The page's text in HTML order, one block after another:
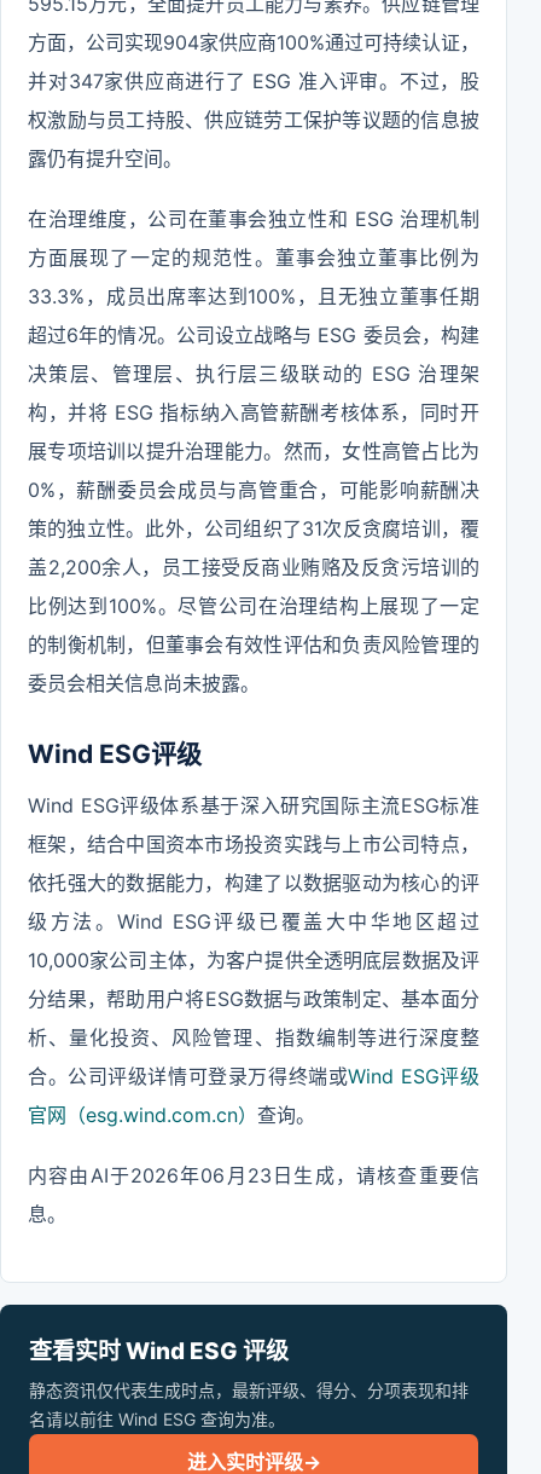
方面，公司实现904家供应商100%通过可持续认证，
并对347家供应商进行了 ESG 准入评审。不过，股
权激励与员工持股、供应链劳工保护等议题的信息披
露仍有提升空间。
在治理维度，公司在董事会独立性和 ESG 治理机制
方面展现了一定的规范性。董事会独立董事比例为
33.3%，成员出席率达到100%，且无独立董事任期
超过6年的情况。公司设立战略与 ESG 委员会，构建
决策层、管理层、执行层三级联动的 ESG 治理架
构，并将 ESG 指标纳入高管薪酬考核体系，同时开
展专项培训以提升治理能力。然而，女性高管占比为
0%，薪酬委员会成员与高管重合，可能影响薪酬决
策的独立性。此外，公司组织了31次反贪腐培训，覆
盖2,200余人，员工接受反商业贿赂及反贪污培训的
比例达到100%。尽管公司在治理结构上展现了一定
的制衡机制，但董事会有效性评估和负责风险管理的
委员会相关信息尚未披露。
Wind ESG评级
Wind ESG评级体系基于深入研究国际主流ESG标准
框架，结合中国资本市场投资实践与上市公司特点，
依托强大的数据能力，构建了以数据驱动为核心的评
级方法。Wind ESG评级已覆盖大中华地区超过
10,000家公司主体，为客户提供全透明底层数据及评
分结果，帮助用户将ESG数据与政策制定、基本面分
析、量化投资、风险管理、指数编制等进行深度整
合。公司评级详情可登录万得终端或Wind ESG评级
官网（esg.wind.com.cn） 查询。
内容由AI于2026年06月23日生成，请核查重要信
息。
查看实时 Wind ESG 评级
静态资讯仅代表生成时点，最新评级、得分、分项表现和排
名请以前往 Wind ESG 查询为准。
进入实时评级→